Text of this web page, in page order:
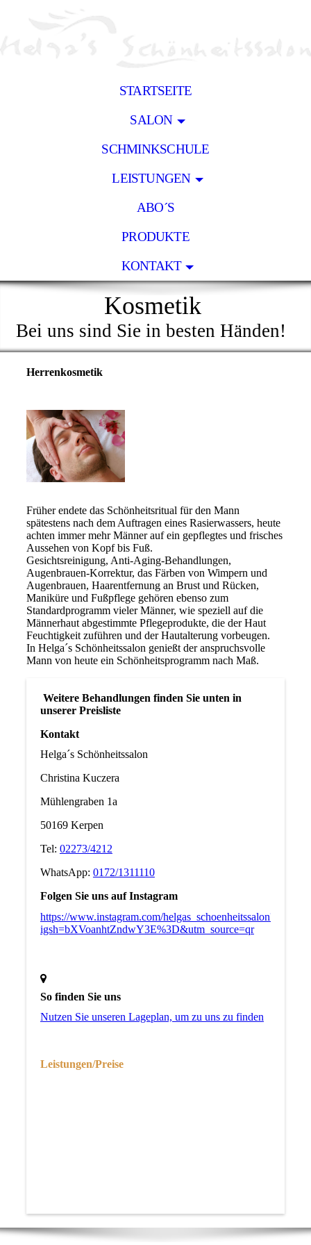
STARTSEITE
SALON
SCHMINKSCHULE
LEISTUNGEN
ABO´S
PRODUKTE
KONTAKT
Kosmetik
Bei uns sind Sie in besten Händen!
Herrenkosmetik
Früher endete das Schönheitsritual für den Mann
spätestens nach dem Auftragen eines Rasierwassers, heute
achten immer mehr Männer auf ein gepflegtes und frisches
Aussehen von Kopf bis Fuß.
Gesichtsreinigung, Anti-Aging-Behandlungen,
Augenbrauen-Korrektur, das Färben von Wimpern und
Augenbrauen, Haarentfernung an Brust und Rücken,
Maniküre und Fußpflege gehören ebenso zum
Standardprogramm vieler Männer, wie speziell auf die
Männerhaut abgestimmte Pflegeprodukte, die der Haut
Feuchtigkeit zuführen und der Hautalterung vorbeugen.
In Helga´s Schönheitssalon genießt der anspruchsvolle
Mann von heute ein Schönheitsprogramm nach Maß.
Weitere Behandlungen finden Sie unten in
unserer Preisliste
Kontakt
Helga´s Schönheitssalon
Christina Kuczera
Mühlengraben 1a
50169 Kerpen
Tel: 02273/4212
WhatsApp: 0172/1311110
Folgen Sie uns auf Instagram
https://www.instagram.com/helgas_schoenheitssalon?
igsh=bXVoanhtZndwY3E%3D&utm_source=qr
So finden Sie uns
Nutzen Sie unseren La­ge­plan, um zu uns zu finden
Leistungen/Preise